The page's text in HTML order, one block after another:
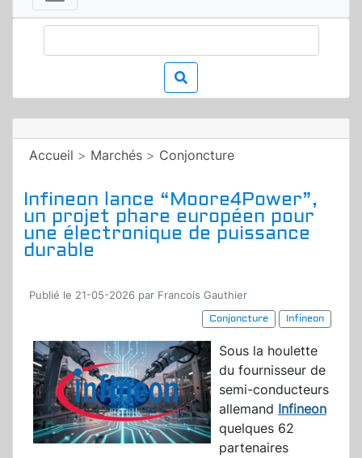
Accueil > Marchés > Conjoncture
Infineon lance “Moore4Power”,
un projet phare européen pour
une électronique de puissance
durable
Publié le 21-05-2026 par Francois Gauthier
Conjoncture
Infineon
Sous la houlette
du fournisseur de
semi-conducteurs
allemand Infineon
quelques 62
partenaires